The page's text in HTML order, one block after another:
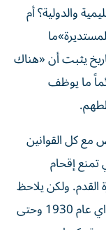
والدولية؟ أم
يثبت أن «هناك
ما يوظف
مع كل القوانين
تمنع إقحام
ولكن يلاحظ
أنه منذ الدورة الأولى لكأس العالم في أورجواي عام 1930 وحتى